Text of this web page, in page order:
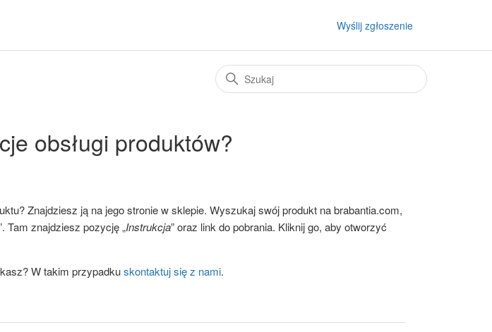
Wyślij zgłoszenie
obsługi produktów?
Znajdziesz ją na jego stronie w sklepie. Wyszukaj swój produkt na brabantia.com,
Tam znajdziesz pozycję „Instrukcja” oraz link do pobrania. Kliknij go, aby otworzyć
W takim przypadkuskontaktuj się z nami.